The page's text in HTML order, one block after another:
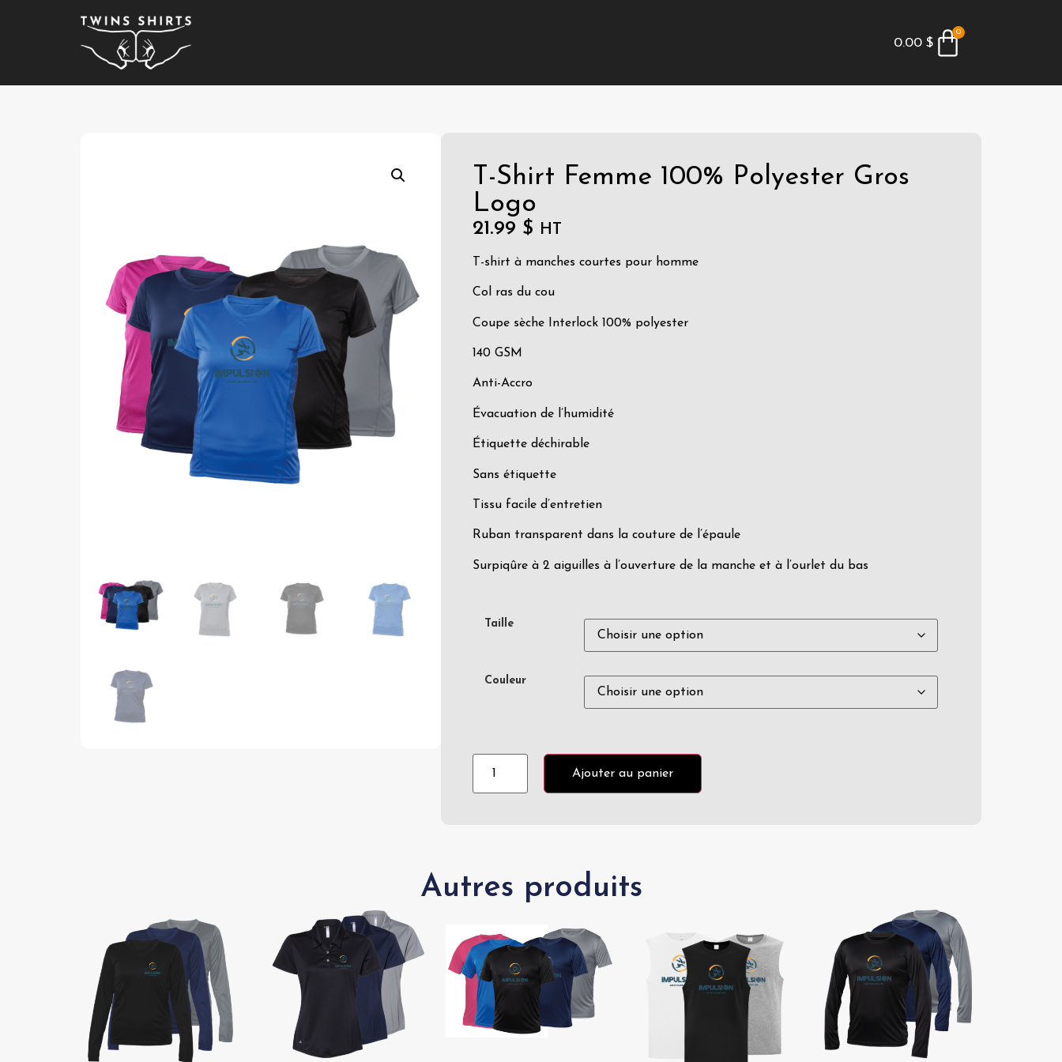
0.00 $
0
T-Shirt Femme 100% Polyester Gros
Logo
21.99 $ HT
T-shirt à manches courtes pour homme
Col ras du cou
Coupe sèche Interlock 100% polyester
140 GSM
Anti-Accro
Évacuation de l’humidité
Étiquette déchirable
Sans étiquette
Tissu facile d’entretien
Ruban transparent dans la couture de l’épaule
Surpiqûre à 2 aiguilles à l’ouverture de la manche et à l’ourlet du bas
Taille
Couleur
Ajouter au panier
Autres produits